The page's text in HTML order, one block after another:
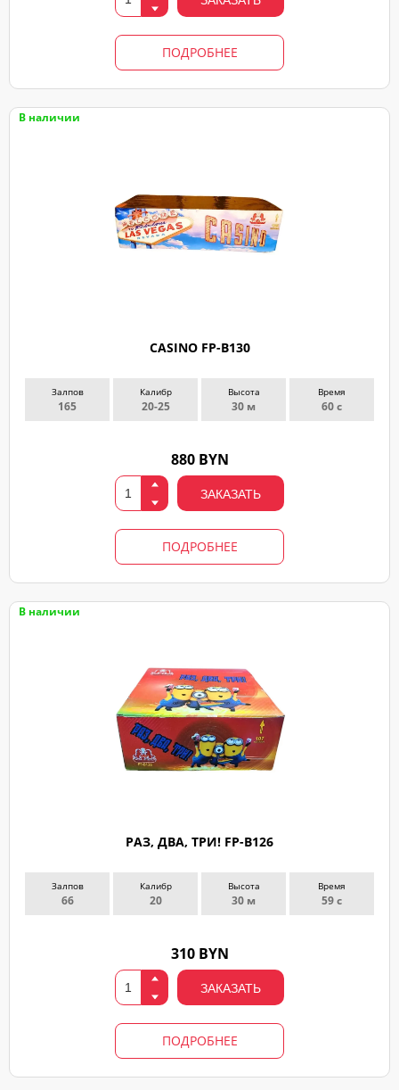
ПОДРОБНЕЕ
В наличии
CASINO FP-B130
Залпов
165
Калибр
20-25
Высота
30 м
Время
60 с
880 BYN
ЗАКАЗАТЬ
ПОДРОБНЕЕ
В наличии
РАЗ, ДВА, ТРИ! FP-B126
Залпов
66
Калибр
20
Высота
30 м
Время
59 с
310 BYN
ЗАКАЗАТЬ
ПОДРОБНЕЕ